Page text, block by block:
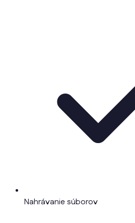
Nahrávanie súborov